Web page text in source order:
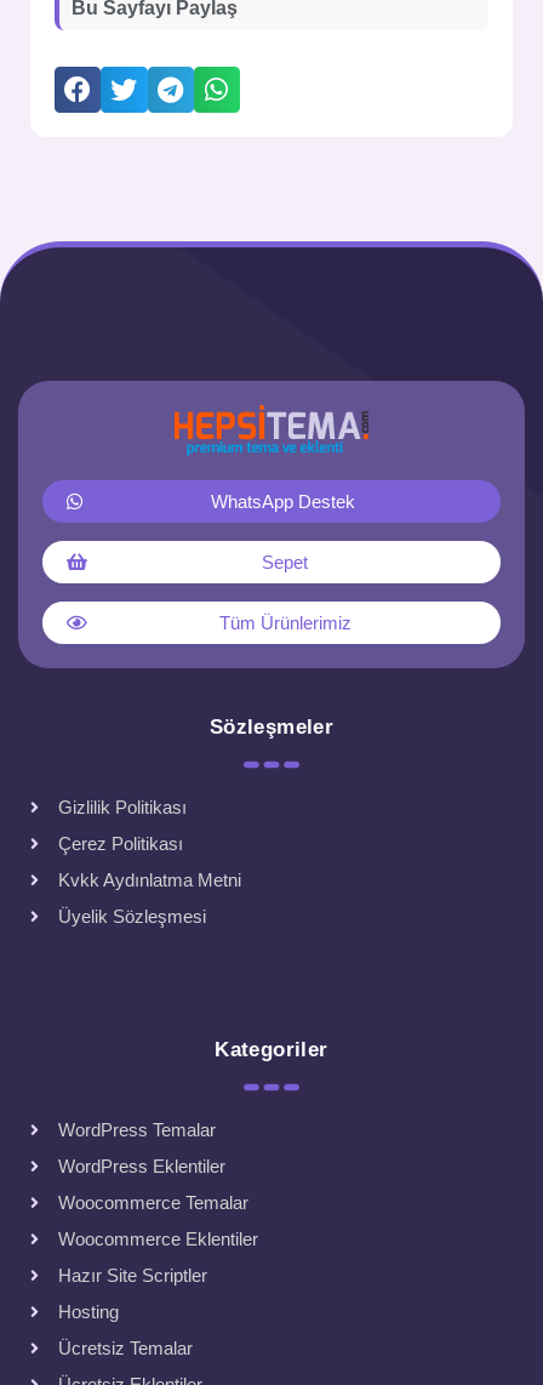
Bu Sayfayı Paylaş
WhatsApp Destek
Sepet
Tüm Ürünlerimiz
Sözleşmeler
Gizlilik Politikası
Çerez Politikası
Kvkk Aydınlatma Metni
Üyelik Sözleşmesi
Kategoriler
WordPress Temalar
WordPress Eklentiler
Woocommerce Temalar
Woocommerce Eklentiler
Hazır Site Scriptler
Hosting
Ücretsiz Temalar